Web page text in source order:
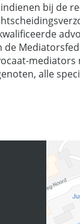
bij de
de
alle